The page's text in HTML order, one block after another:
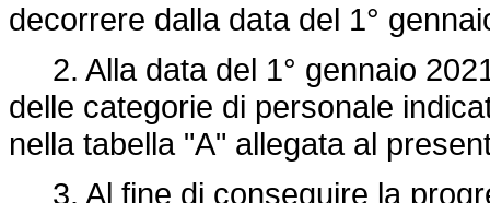
decorrere dalla data del 1°
2. Alla data del 1° gennaio
delle categorie di personale
nella tabella "A" allegata al
3. Al fine di conseguire la